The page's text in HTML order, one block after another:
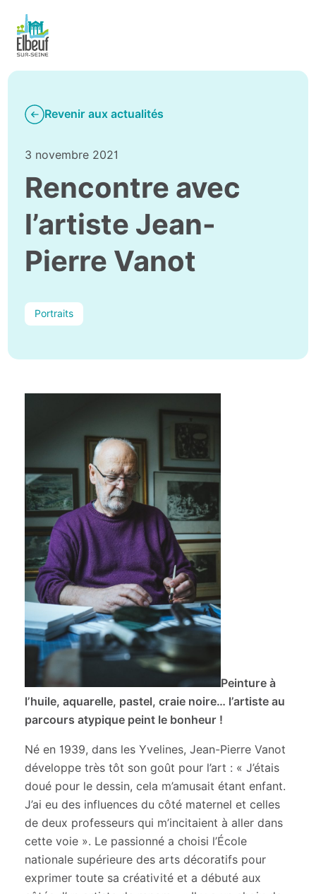
Revenir aux actualités
3 novembre 2021
Rencontre avec
l’artiste Jean-
Pierre Vanot
Portraits
Peinture à
l’huile, aquarelle, pastel, craie noire… l’artiste au
parcours atypique peint le bonheur !
Né en 1939, dans les Yvelines, Jean-Pierre Vanot
développe très tôt son goût pour l’art : « J’étais
doué pour le dessin, cela m’amusait étant enfant.
J’ai eu des influences du côté maternel et celles
de deux professeurs qui m’incitaient à aller dans
cette voie ». Le passionné a choisi l’École
nationale supérieure des arts décoratifs pour
exprimer toute sa créativité et a débuté aux